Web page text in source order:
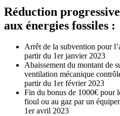
Réduction
aux énergies fossiles :
Arrêt de la subvention pour
partir du 1er janvier 2023
Abaissement du montant de
ventilation mécanique
partir du 1er février 2023
Fin du bonus de 1000€ pour
fioul ou au gaz par un
1er avril 2023